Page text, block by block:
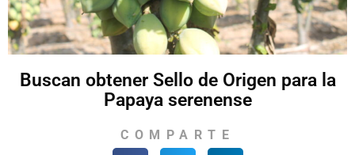
Buscan obtener Sello de Origen para la
Papaya serenense
COMPARTE